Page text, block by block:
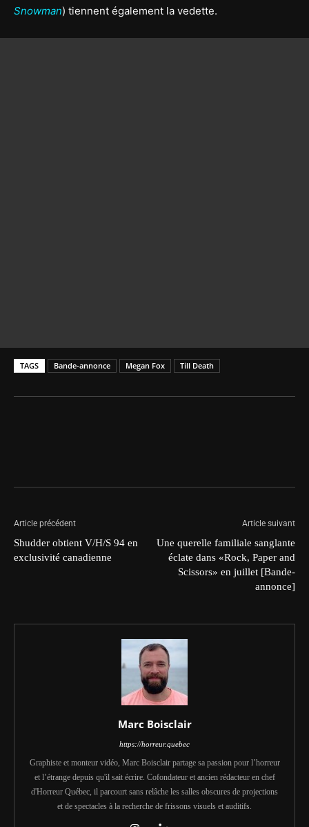
Snowman) tiennent également la vedette.
TAGS Bande-annonce Megan Fox Till Death
Article précédent
Shudder obtient V/H/S 94 en
exclusivité canadienne
Article suivant
Une querelle familiale sanglante
éclate dans «Rock, Paper and
Scissors» en juillet [Bande-
annonce]
Marc Boisclair
https://horreur.quebec
Graphiste et monteur vidéo, Marc Boisclair partage sa passion pour l’horreur
et l’étrange depuis qu'il sait écrire. Cofondateur et ancien rédacteur en chef
d'Horreur Québec, il parcourt sans relâche les salles obscures de projections
et de spectacles à la recherche de frissons visuels et auditifs.